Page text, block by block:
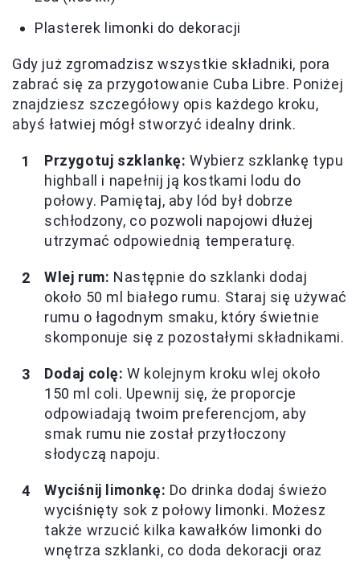
Plasterek limonki do dekoracji
Gdy już zgromadzisz wszystkie składniki, pora
zabrać się za przygotowanie Cuba Libre. Poniżej
znajdziesz szczegółowy opis każdego kroku,
abyś łatwiej mógł stworzyć idealny drink.
Przygotuj szklankę: Wybierz szklankę typu
highball i napełnij ją kostkami lodu do
połowy. Pamiętaj, aby lód był dobrze
schłodzony, co pozwoli napojowi dłużej
utrzymać odpowiednią temperaturę.
Wlej rum: Następnie do szklanki dodaj
około 50 ml białego rumu. Staraj się używać
rumu o łagodnym smaku, który świetnie
skomponuje się z pozostałymi składnikami.
Dodaj colę: W kolejnym kroku wlej około
150 ml coli. Upewnij się, że proporcje
odpowiadają twoim preferencjom, aby
smak rumu nie został przytłoczony
słodyczą napoju.
Wyciśnij limonkę: Do drinka dodaj świeżo
wyciśnięty sok z połowy limonki. Możesz
także wrzucić kilka kawałków limonki do
wnętrza szklanki, co doda dekoracji oraz